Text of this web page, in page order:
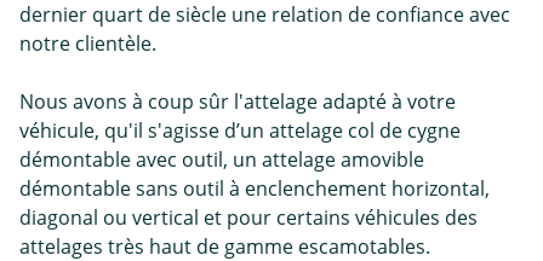
dernier quart de siècle une relation de confiance avec
notre clientèle.
Nous avons à coup sûr l'attelage adapté à votre
véhicule, qu'il s'agisse d’un attelage col de cygne
démontable avec outil, un attelage amovible
démontable sans outil à enclenchement horizontal,
diagonal ou vertical et pour certains véhicules des
attelages très haut de gamme escamotables.